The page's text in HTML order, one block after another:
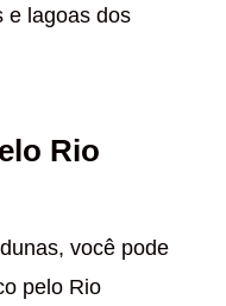
e lagoas dos
Rio
você pode
pelo Rio